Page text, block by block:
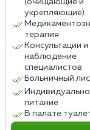
(очищающие и
укрепляющие)
терапия
Консультации и
наблюдение
специалистов
Больничный
питание
В палате